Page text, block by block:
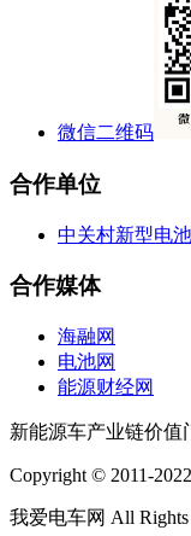
微信二维码
合作单位
中关村新型电
合作媒体
海融网
电池网
能源财经网
新能源车产业链价值
Copyright © 2011-2022
我爱电车网 All Rights